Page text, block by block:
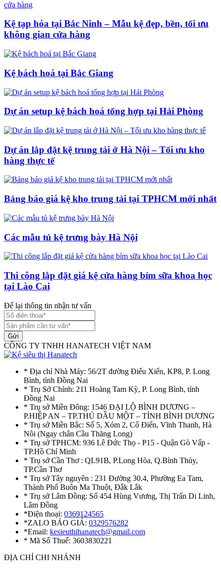
Kệ tạp hóa tại Bắc Ninh – Mẫu kệ đẹp, bền, tối ưu
không gian cửa hàng
Kệ bách hoá tại Bắc Giang
Dự án setup kệ bách hoá tổng hợp tại Hải Phòng
Dự án lắp đặt kệ trung tải ở Hà Nội – Tối ưu kho
hàng thực tế
Bảng báo giá kệ kho trung tải tại TPHCM mới nhất
Các mẫu tủ kệ trưng bày Hà Nội
Thi công lắp đặt giá kệ cửa hàng bỉm sữa khoa học
tại Lào Cai
Để lại thông tin nhận tư vấn
Gửi
CÔNG TY TNHH HANATECH VIỆT NAM
* Địa chỉ Nhà Máy: 56/2T đường Điểu Xiển, KP8, P. Long
Bình, tỉnh Đồng Nai
* Trụ Sở Chính: 211 Hoàng Tam Kỳ, P. Long Bình, tỉnh
Đồng Nai
* Trụ sở Miền Đông: 1546 ĐẠI LỘ BÌNH DƯƠNG –
P.HIỆP AN – TP.THỦ DẦU MỘT – TỈNH BÌNH DƯƠNG
* Trụ sở Miền Bắc: Số 5, Xóm 2, Cổ Điển, Vĩnh Thanh, Hà
Nôi (Ngay chân Cầu Thăng Long)
* Trụ sở TPHCM: 936 Lê Đức Thọ - P15 - Quận Gò Vấp -
TP.Hồ Chí Minh
* Trụ sở Cần Thơ : QL91B, P.Long Hòa, Q.Bình Thủy,
TP.Cần Thơ
* Trụ sở Tây nguyên : 231 Đường 30.4, Phường Ea Tam,
Thành Phố Buôn Ma Thuột, Đắk Lắk
* Trụ sở Lâm Đồng: Số 454 Hùng Vương, Thị Trấn Di Linh,
Lâm Đồng
*Điện thoại: 0369124565
*ZALO BÁO GIÁ: 0329576282
*Email: kesieuthihanatech@gmail.com
* Mã Số Thuế: 3603830221
ĐỊA CHỈ CHI NHÁNH